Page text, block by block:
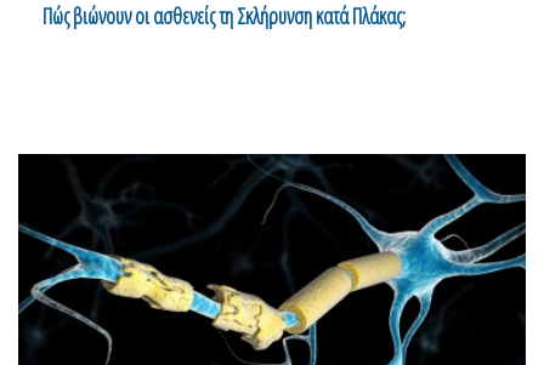
Πώς βιώνουν οι ασθενείς τη Σκλήρυνση κατά Πλάκας;